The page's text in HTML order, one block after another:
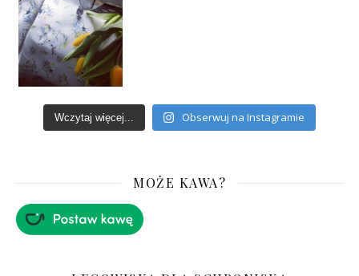
Wczytaj więcej... Obserwuj na Instagramie
MOŻE KAWA?